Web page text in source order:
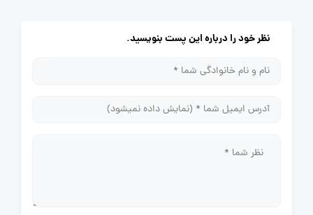
نظر خود را درباره این پست بنویسید.